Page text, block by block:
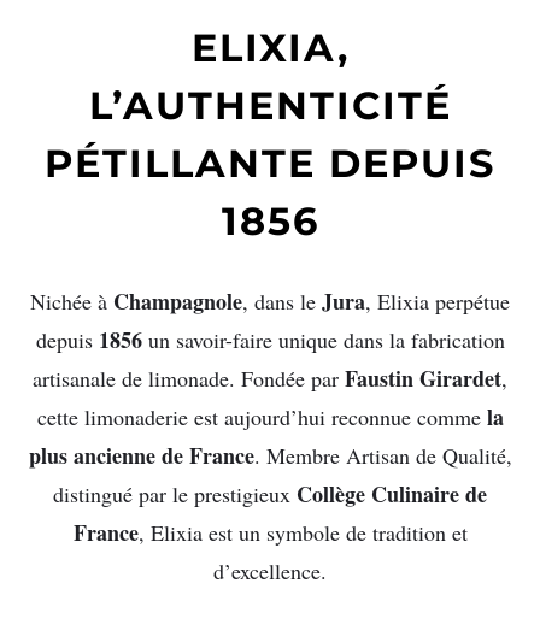
ELIXIA,
L’AUTHENTICITÉ
PÉTILLANTE DEPUIS
1856
Nichée à Champagnole, dans le Jura, Elixia perpétue
depuis 1856un savoir-faire unique dans la fabrication
artisanale de limonade. Fondée par Faustin Girardet,
cette limonaderie est aujourd’hui reconnue comme la
plus ancienne de France. Membre Artisan de Qualité,
distingué par le prestigieux Collège Culinaire de
France, Elixia est un symbole de tradition et
d’excellence.